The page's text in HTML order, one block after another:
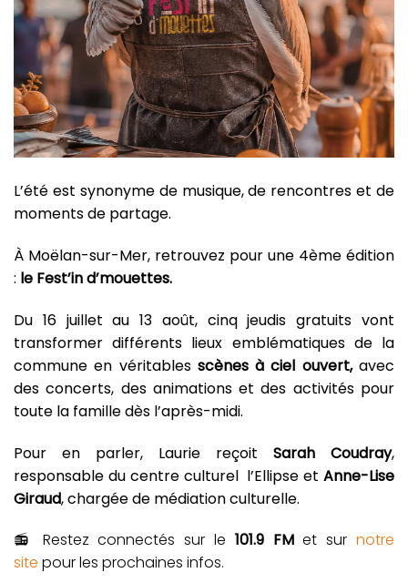
L’été est synonyme de musique, de rencontres et de
moments de partage.
À Moëlan-sur-Mer, retrouvez pour une 4ème édition
: le Fest’in d’mouettes.
Du 16 juillet au 13 août, cinq jeudis gratuits vont
transformer différents lieux emblématiques de la
commune en véritables scènes à ciel ouvert,avec
des concerts, des animations et des activités pour
toute la famille dès l’après-midi.
Pour en parler, Laurie reçoit Sarah Coudray,
responsable du centre culturel l’Ellipse et Anne-Lise
Giraud, chargée de médiation culturelle.
📻 Restez connectés sur le 101.9 FMet surnotre
site pour les prochaines infos.